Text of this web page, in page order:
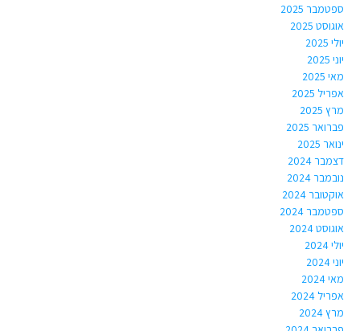
ספטמבר 2025
אוגוסט 2025
יולי 2025
יוני 2025
מאי 2025
אפריל 2025
מרץ 2025
פברואר 2025
ינואר 2025
דצמבר 2024
נובמבר 2024
אוקטובר 2024
ספטמבר 2024
אוגוסט 2024
יולי 2024
יוני 2024
מאי 2024
אפריל 2024
מרץ 2024